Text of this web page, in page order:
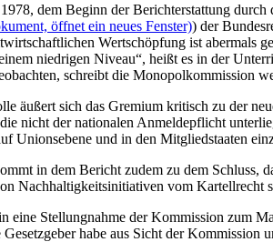
dem Beginn der Berichterstattung durch
öffnet ein neues Fenster)) der
Wertschöpfung ist abermals
niedrigen Niveau“, heißt es in der
schreibt die Monopolkommission
äußert sich das Gremium kritisch zu der
nicht der nationalen Anmeldepflicht
Unionsebene und in den Mitgliedstaaten
in dem Bericht zudem zu dem Schluss,
Nachhaltigkeitsinitiativen vom Kartellrecht
eine Stellungnahme der Kommission zum
Gesetzgeber habe aus Sicht der